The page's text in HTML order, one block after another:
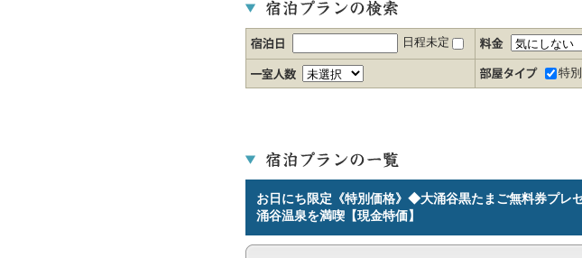
日程未定
特
お日にち限定《特別価格》◆大涌谷黒たまご無料券プレ
涌谷温泉を満喫【現金特価】